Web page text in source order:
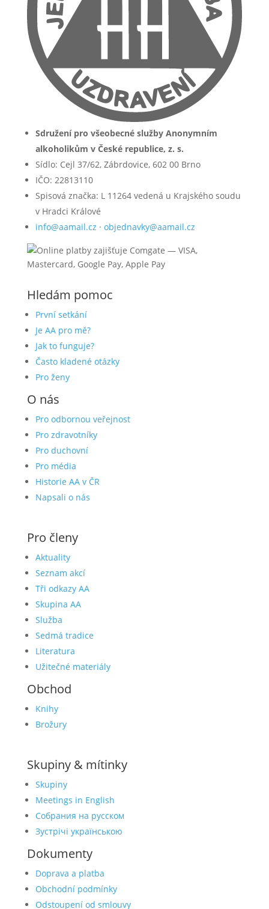
Sdružení pro všeobecné služby Anonymním
alkoholikům v České republice, z. s.
Sídlo: Cejl 37/62, Zábrdovice, 602 00 Brno
IČO: 22813110
Spisová značka: L 11264 vedená u Krajského soudu
v Hradci Králové
info@aamail.cz · objednavky@aamail.cz
Hledám pomoc
První setkání
Je AA pro mě?
Jak to funguje?
Často kladené otázky
Pro ženy
O nás
Pro odbornou veřejnost
Pro zdravotníky
Pro duchovní
Pro média
Historie AA v ČR
Napsali o nás
Pro členy
Aktuality
Seznam akcí
Tři odkazy AA
Skupina AA
Služba
Sedmá tradice
Literatura
Užitečné materiály
Obchod
Knihy
Brožury
Skupiny & mítinky
Skupiny
Meetings in English
Собрания на русском
Зустрічі українською
Dokumenty
Doprava a platba
Obchodní podmínky
Odstoupení od smlouvy